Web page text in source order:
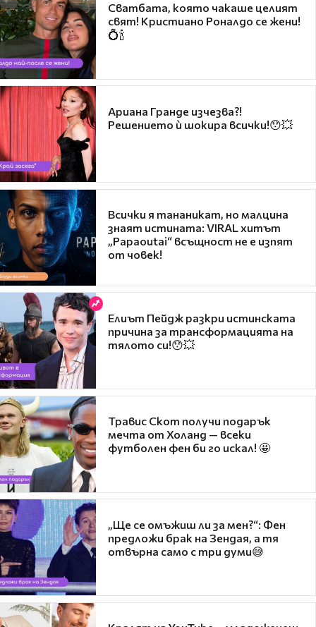
Сватбата, която чакаше целият
свят! Кристиано Роналдо се жени!
💍🍾
Ариана Гранде изчезва?!
Решението ѝ шокира всички!😯💥
Всички я тананикат, но малцина
знаят истината: VIRAL хитът
„Papaoutai“ всъщност не е изпят
от човек!
Елиът Пейдж разкри истинската
причина за трансформацията на
тялото си!😯💥
Травис Скот получи подарък
мечта от Холанд — всеки
футболен фен би го искал! 🤩
„Ще се омъжиш ли за мен?“: Фен
предложи брак на Зендая, а тя
отвърна само с три думи😅